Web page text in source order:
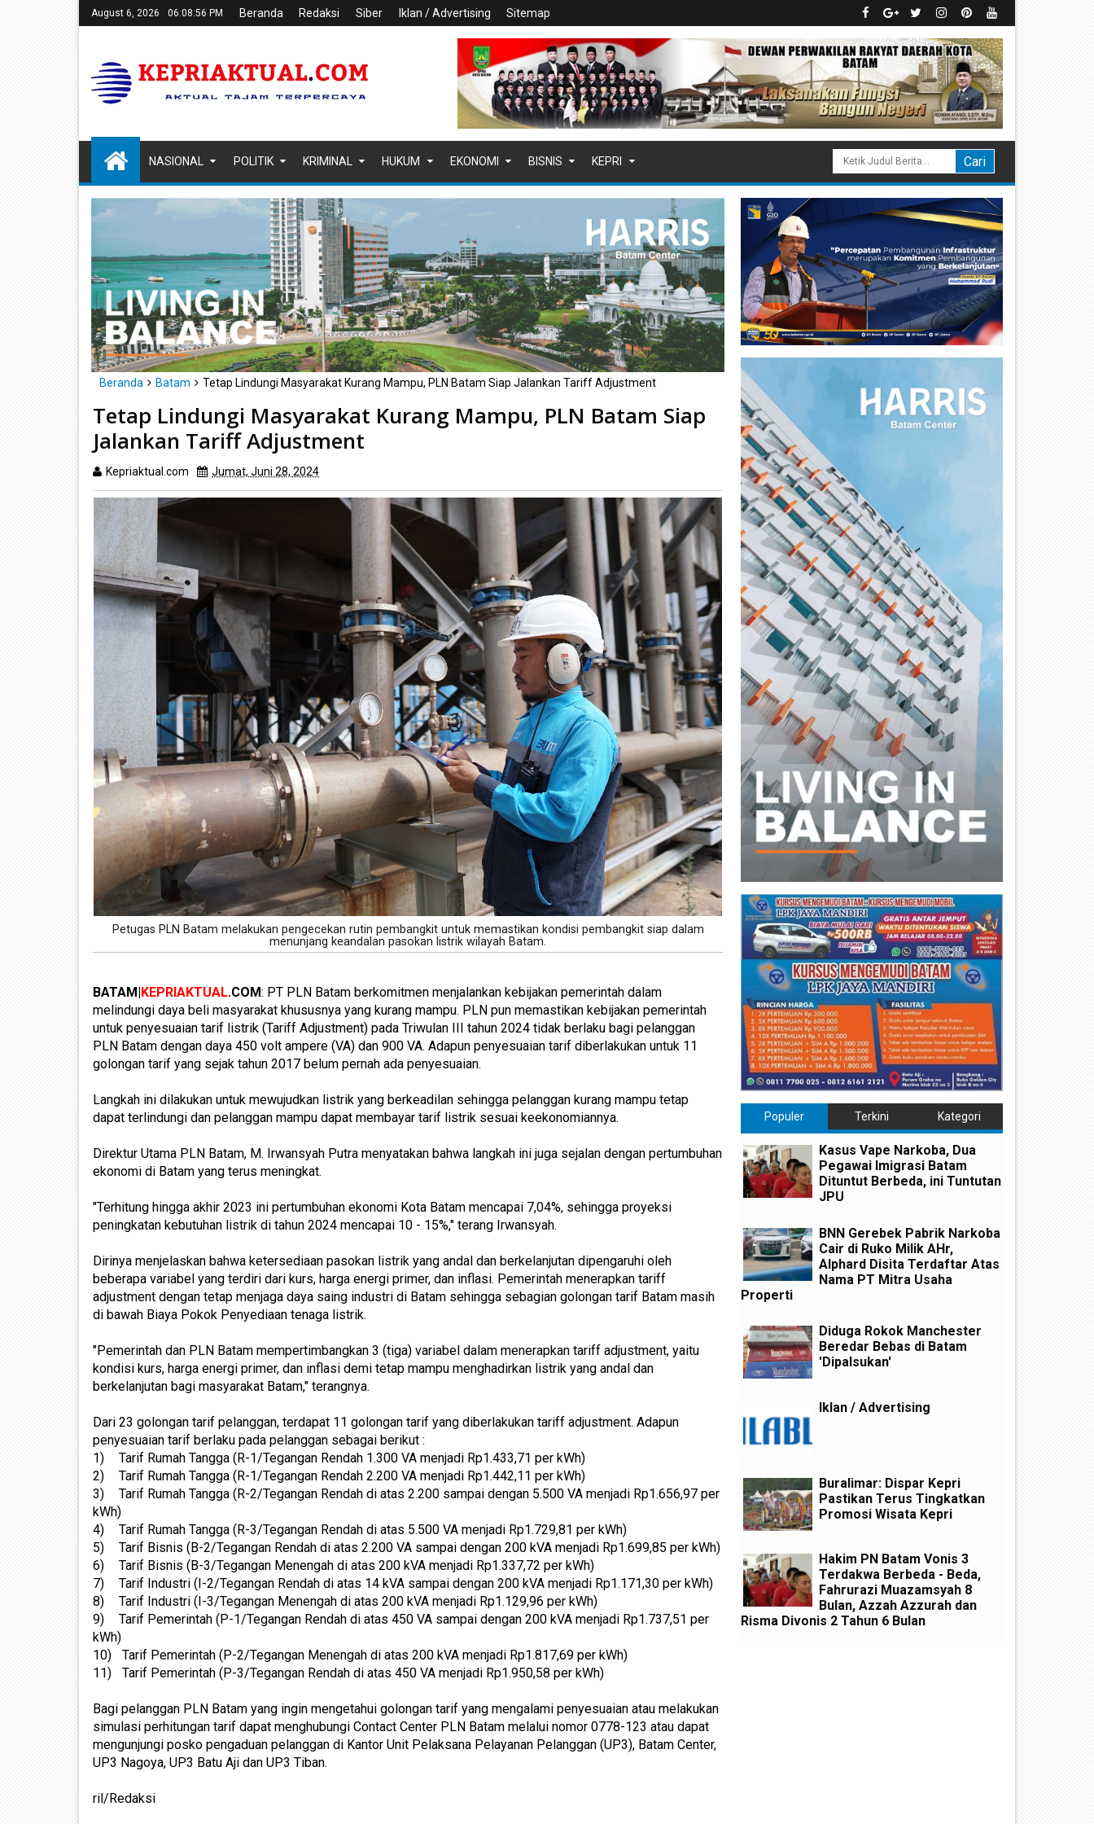
August 6, 2026 06:08:58 PM Beranda Redaksi Siber Iklan / Advertising Sitemap
NASIONAL POLITIK KRIMINAL HUKUM EKONOMI BISNIS KEPRI
Beranda Batam Tetap Lindungi Masyarakat Kurang Mampu, PLN Batam Siap Jalankan Tariff Adjustment
Tetap Lindungi Masyarakat Kurang Mampu, PLN Batam Siap
Jalankan Tariff Adjustment
Kepriaktual.com Jumat, Juni 28, 2024
Petugas PLN Batam melakukan pengecekan rutin pembangkit untuk memastikan kondisi pembangkit siap dalam
menunjang keandalan pasokan listrik wilayah Batam.
BATAM|KEPRIAKTUAL.COM: PT PLN Batam berkomitmen menjalankan kebijakan pemerintah dalam
melindungi daya beli masyarakat khususnya yang kurang mampu. PLN pun memastikan kebijakan pemerintah
untuk penyesuaian tarif listrik (Tariff Adjustment) pada Triwulan III tahun 2024 tidak berlaku bagi pelanggan
PLN Batam dengan daya 450 volt ampere (VA) dan 900 VA. Adapun penyesuaian tarif diberlakukan untuk 11
golongan tarif yang sejak tahun 2017 belum pernah ada penyesuaian.
Langkah ini dilakukan untuk mewujudkan listrik yang berkeadilan sehingga pelanggan kurang mampu tetap
dapat terlindungi dan pelanggan mampu dapat membayar tarif listrik sesuai keekonomiannya.
Direktur Utama PLN Batam, M. Irwansyah Putra menyatakan bahwa langkah ini juga sejalan dengan pertumbuhan
ekonomi di Batam yang terus meningkat.
"Terhitung hingga akhir 2023 ini pertumbuhan ekonomi Kota Batam mencapai 7,04%, sehingga proyeksi
peningkatan kebutuhan listrik di tahun 2024 mencapai 10 - 15%," terang Irwansyah.
Dirinya menjelaskan bahwa ketersediaan pasokan listrik yang andal dan berkelanjutan dipengaruhi oleh
beberapa variabel yang terdiri dari kurs, harga energi primer, dan inflasi. Pemerintah menerapkan tariff
adjustment dengan tetap menjaga daya saing industri di Batam sehingga sebagian golongan tarif Batam masih
di bawah Biaya Pokok Penyediaan tenaga listrik.
"Pemerintah dan PLN Batam mempertimbangkan 3 (tiga) variabel dalam menerapkan tariff adjustment, yaitu
kondisi kurs, harga energi primer, dan inflasi demi tetap mampu menghadirkan listrik yang andal dan
berkelanjutan bagi masyarakat Batam," terangnya.
Dari 23 golongan tarif pelanggan, terdapat 11 golongan tarif yang diberlakukan tariff adjustment. Adapun
penyesuaian tarif berlaku pada pelanggan sebagai berikut :
1)
Tarif Rumah Tangga (R-1/Tegangan Rendah 1.300 VA menjadi Rp1.433,71 per kWh)
2)
Tarif Rumah Tangga (R-1/Tegangan Rendah 2.200 VA menjadi Rp1.442,11 per kWh)
3)
Tarif Rumah Tangga (R-2/Tegangan Rendah di atas 2.200 sampai dengan 5.500 VA menjadi Rp1.656,97 per
kWh)
4)
Tarif Rumah Tangga (R-3/Tegangan Rendah di atas 5.500 VA menjadi Rp1.729,81 per kWh)
5)
Tarif Bisnis (B-2/Tegangan Rendah di atas 2.200 VA sampai dengan 200 kVA menjadi Rp1.699,85 per kWh)
6)
Tarif Bisnis (B-3/Tegangan Menengah di atas 200 kVA menjadi Rp1.337,72 per kWh)
7)
Tarif Industri (I-2/Tegangan Rendah di atas 14 kVA sampai dengan 200 kVA menjadi Rp1.171,30 per kWh)
8)
Tarif Industri (I-3/Tegangan Menengah di atas 200 kVA menjadi Rp1.129,96 per kWh)
9)
Tarif Pemerintah (P-1/Tegangan Rendah di atas 450 VA sampai dengan 200 kVA menjadi Rp1.737,51 per
kWh)
10)
Tarif Pemerintah (P-2/Tegangan Menengah di atas 200 kVA menjadi Rp1.817,69 per kWh)
11)
Tarif Pemerintah (P-3/Tegangan Rendah di atas 450 VA menjadi Rp1.950,58 per kWh)
Bagi pelanggan PLN Batam yang ingin mengetahui golongan tarif yang mengalami penyesuaian atau melakukan
simulasi perhitungan tarif dapat menghubungi Contact Center PLN Batam melalui nomor 0778-123 atau dapat
mengunjungi posko pengaduan pelanggan di Kantor Unit Pelaksana Pelayanan Pelanggan (UP3), Batam Center,
UP3 Nagoya, UP3 Batu Aji dan UP3 Tiban.
ril/Redaksi
Populer Terkini Kategori
Kasus Vape Narkoba, Dua
Pegawai Imigrasi Batam
Dituntut Berbeda, ini Tuntutan
JPU
BNN Gerebek Pabrik Narkoba
Cair di Ruko Milik AHr,
Alphard Disita Terdaftar Atas
Nama PT Mitra Usaha
Properti
Diduga Rokok Manchester
Beredar Bebas di Batam
'Dipalsukan'
Iklan / Advertising
Buralimar: Dispar Kepri
Pastikan Terus Tingkatkan
Promosi Wisata Kepri
Hakim PN Batam Vonis 3
Terdakwa Berbeda - Beda,
Fahrurazi Muazamsyah 8
Bulan, Azzah Azzurah dan
Risma Divonis 2 Tahun 6 Bulan